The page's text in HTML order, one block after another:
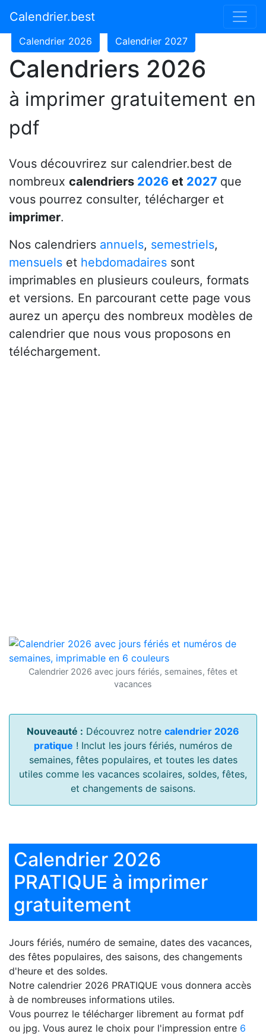
Calendrier.best
Calendrier 2024
Calendrier 2026 Calendrier 2027
Calendriers 2026
à imprimer gratuitement en
pdf
Vous découvrirez sur calendrier.best de
nombreux calendriers 2026 et 2027 que
vous pourrez consulter, télécharger et
imprimer.
Nos calendriers annuels, semestriels,
mensuels et hebdomadaires sont
imprimables en plusieurs couleurs, formats
et versions. En parcourant cette page vous
aurez un aperçu des nombreux modèles de
calendrier que nous vous proposons en
téléchargement.
Calendrier 2026 avec jours fériés, semaines, fêtes et
vacances
Nouveauté : Découvrez notre calendrier 2026
pratique ! Inclut les jours fériés, numéros de
semaines, fêtes populaires, et toutes les dates
utiles comme les vacances scolaires, soldes, fêtes,
et changements de saisons.
Calendrier 2026
PRATIQUE à imprimer
gratuitement
Jours fériés, numéro de semaine, dates des vacances,
des fêtes populaires, des saisons, des changements
d'heure et des soldes.
Notre calendrier 2026 PRATIQUE vous donnera accès
à de nombreuses informations utiles.
Vous pourrez le télécharger librement au format pdf
ou jpg. Vous aurez le choix pour l'impression entre 6